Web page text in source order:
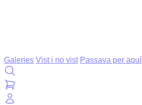
Galeries Vist i no vist Passava per aquí